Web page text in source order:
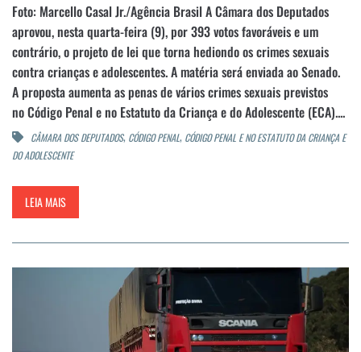
Foto: Marcello Casal Jr./Agência Brasil A Câmara dos Deputados
aprovou, nesta quarta-feira (9), por 393 votos favoráveis e um
contrário, o projeto de lei que torna hediondo os crimes sexuais
contra crianças e adolescentes. A matéria será enviada ao Senado.
A proposta aumenta as penas de vários crimes sexuais previstos
no Código Penal e no Estatuto da Criança e do Adolescente (ECA)....
CÂMARA DOS DEPUTADOS, CÓDIGO PENAL, CÓDIGO PENAL E NO ESTATUTO DA CRIANÇA E
DO ADOLESCENTE
LEIA MAIS